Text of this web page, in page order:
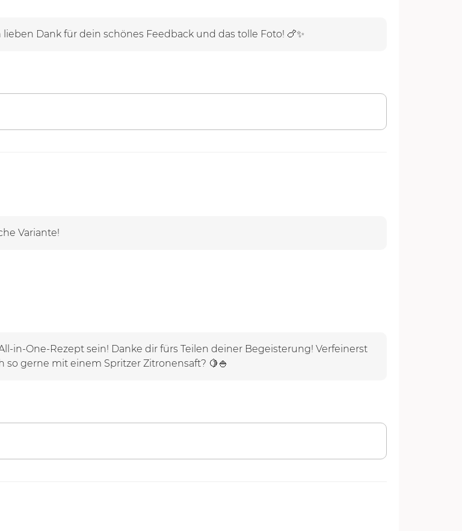
Dank für dein schönes Feedback und das tolle Foto! 🍗✨
Variante!
in-One-Rezept sein! Danke dir fürs Teilen deiner Begeisterung! Verfeinerst
gerne mit einem Spritzer Zitronensaft? 🍋🍚